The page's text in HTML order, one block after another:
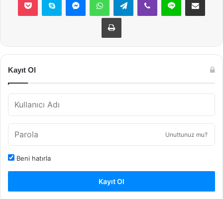
Yazdır
Kayıt Ol
Unuttunuz mu?
Beni hatırla
Kayıt Ol